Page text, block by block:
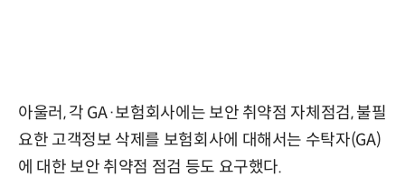
아울러, 각 GA·보험회사에는 보안 취약점 자체점검, 불필
요한 고객정보 삭제를 보험회사에 대해서는 수탁자(GA)
에 대한 보안 취약점 점검 등도 요구했다.